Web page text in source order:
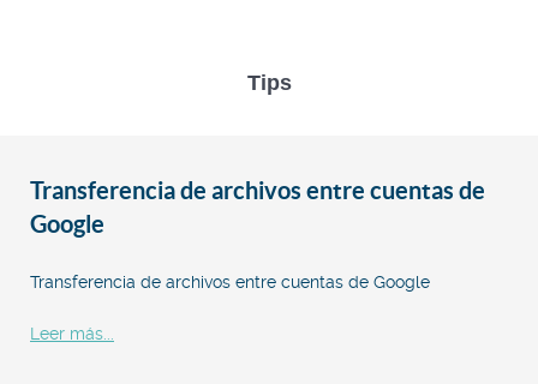
Tips
Transferencia de archivos entre cuentas de
Google
Transferencia de archivos entre cuentas de Google
Leer más...